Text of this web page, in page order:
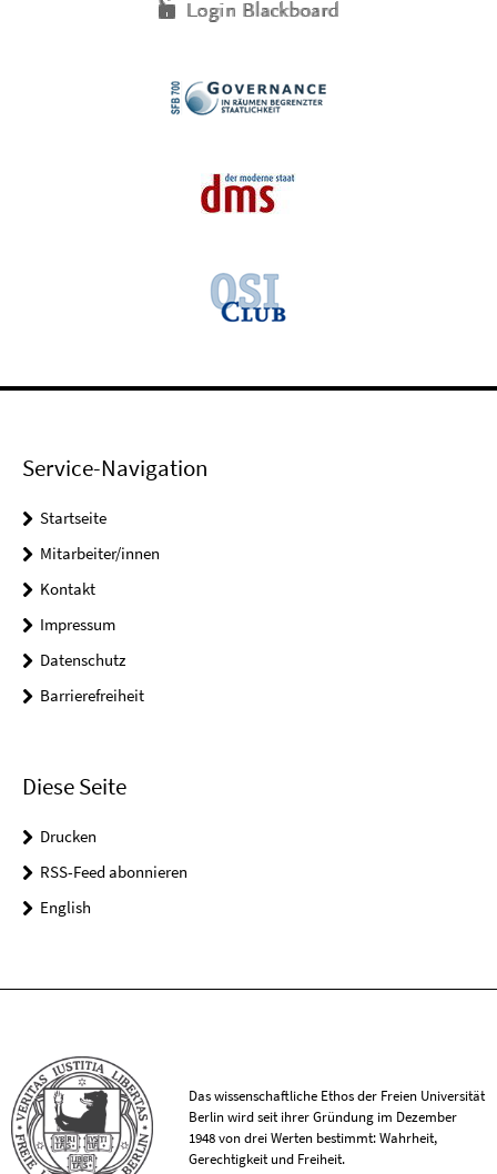
Service-Navigation
Startseite
Mitarbeiter/innen
Kontakt
Impressum
Datenschutz
Barrierefreiheit
Diese Seite
Drucken
RSS-Feed abonnieren
English
Das wissenschaftliche Ethos der Freien Universität
Berlin wird seit ihrer Gründung im Dezember
1948 von drei Werten bestimmt: Wahrheit,
Gerechtigkeit und Freiheit.